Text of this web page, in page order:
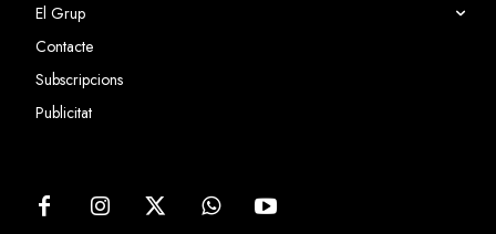
El Grup
Contacte
Subscripcions
Publicitat